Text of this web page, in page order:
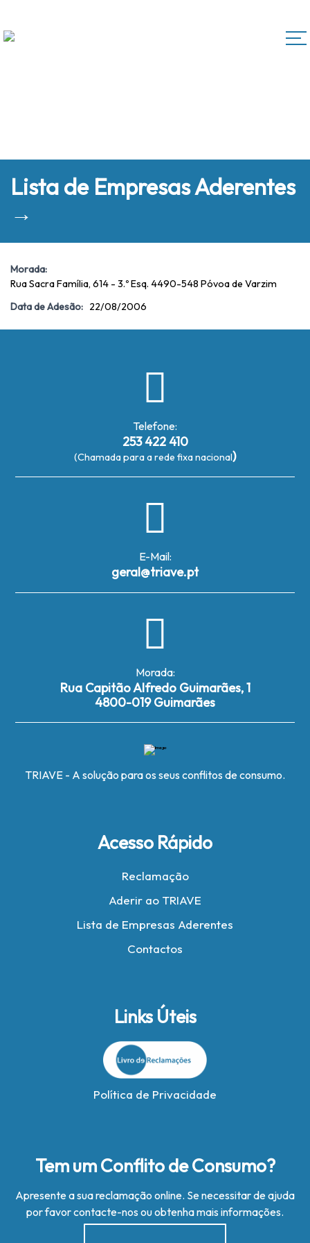
Lista de Empresas Aderentes
→
Morada:
Rua Sacra Família, 614 - 3.º Esq. 4490-548 Póvoa de Varzim
Data de Adesão: 22/08/2006
Telefone:
253 422 410
(Chamada para a rede fixa nacional)
E-Mail:
geral@triave.pt
Morada:
Rua Capitão Alfredo Guimarães, 1
4800-019 Guimarães
TRIAVE - A solução para os seus conflitos de consumo.
Acesso Rápido
Reclamação
Aderir ao TRIAVE
Lista de Empresas Aderentes
Contactos
Links Úteis
Política de Privacidade
Tem um Conflito de Consumo?
Apresente a sua reclamação online. Se necessitar de ajuda
por favor contacte-nos ou obtenha mais informações.